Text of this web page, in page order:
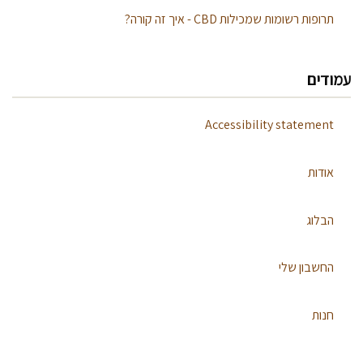
תרופות רשומות שמכילות CBD - איך זה קורה?
עמודים
Accessibility statement
אודות
הבלוג
החשבון שלי
חנות